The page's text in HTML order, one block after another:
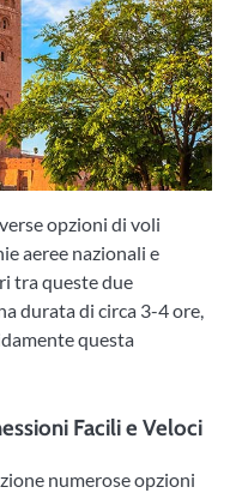
opzioni di voli
aeree nazionali e
tra queste due
durata di circa 3-4 ore,
questa
Facili e Veloci
numerose opzioni